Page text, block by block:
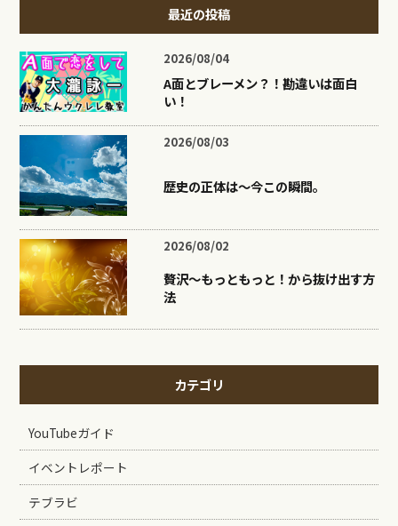
最近の投稿
2026/08/04
A面とブレーメン？！勘違いは面白
い！
2026/08/03
歴史の正体は〜今この瞬間。
2026/08/02
贅沢〜もっともっと！から抜け出す方
法
カテゴリ
YouTubeガイド
イベントレポート
テブラビ